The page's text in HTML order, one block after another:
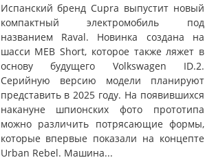
Испанский бренд Cupra выпустит новый
компактный электромобиль под
названием Raval. Новинка создана на
шасси MEB Short, которое также ляжет в
основу будущего Volkswagen ID.2.
Серийную версию модели планируют
представить в 2025 году. На появившихся
накануне шпионских фото прототипа
можно различить потрясающие формы,
которые впервые показали на концепте
Urban Rebel. Машина...